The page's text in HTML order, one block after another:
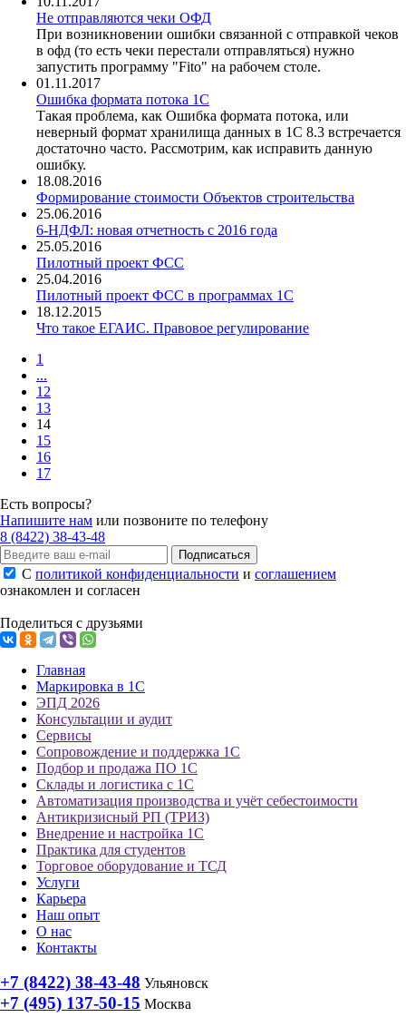
Не отправляются чеки ОФД
При возникновении ошибки связанной с отправкой чеков
в офд (то есть чеки перестали отправляться) нужно
запустить программу "Fito" на рабочем столе.
01.11.2017
Ошибка формата потока 1С
Такая проблема, как Ошибка формата потока, или
неверный формат хранилища данных в 1С 8.3 встречается
достаточно часто. Рассмотрим, как исправить данную
ошибку.
18.08.2016
Формирование стоимости Объектов строительства
25.06.2016
6-НДФЛ: новая отчетность с 2016 года
25.05.2016
Пилотный проект ФСС
25.04.2016
Пилотный проект ФСС в программах 1С
18.12.2015
Что такое ЕГАИС. Правовое регулирование
1
...
12
13
14
15
16
17
Есть вопросы?
Напишите нам или позвоните по телефону
8 (8422) 38-43-48
Подписаться
С политикой конфиденциальности и соглашением
ознакомлен и согласен
Поделиться с друзьями
Главная
Маркировка в 1С
ЭПД 2026
Консультации и аудит
Сервисы
Сопровождение и поддержка 1С
Подбор и продажа ПО 1С
Склады и логистика с 1С
Автоматизация производства и учёт себестоимости
Антикризисный РП (ТРИЗ)
Внедрение и настройка 1С
Практика для студентов
Торговое оборудование и ТСД
Услуги
Карьера
Наш опыт
О нас
Контакты
+7 (8422) 38-43-48 Ульяновск
+7 (495) 137-50-15 Москва